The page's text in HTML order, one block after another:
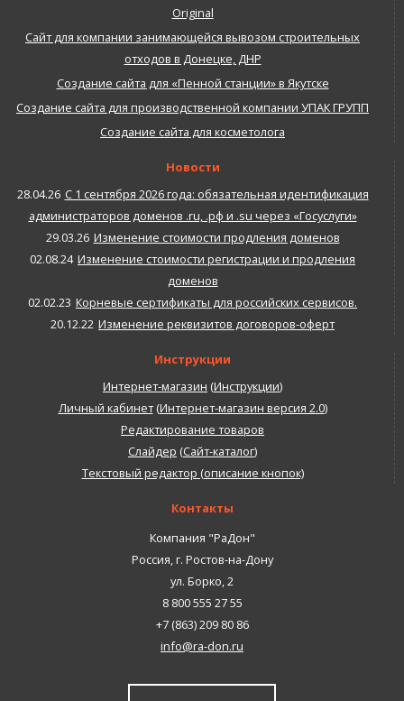
Original
Сайт для компании занимающейся вывозом строительных
отходов в Донецке, ДНР
Создание сайта для «Пенной станции» в Якутске
Создание сайта для производственной компании УПАК ГРУПП
Создание сайта для косметолога
Новости
28.04.26 С 1 сентября 2026 года: обязательная идентификация
администраторов доменов .ru, .рф и .su через «Госуслуги»
29.03.26 Изменение стоимости продления доменов
02.08.24 Изменение стоимости регистрации и продления
доменов
02.02.23 Корневые сертификаты для российских сервисов.
20.12.22 Изменение реквизитов договоров-оферт
Инструкции
Интернет-магазин (Инструкции)
Личный кабинет(Интернет-магазин версия 2.0)
Редактирование товаров
Слайдер (Сайт-каталог)
Текстовый редактор (описание кнопок)
Контакты
Компания "РаДон"
Россия,г. Ростов-на-Дону
ул. Борко, 2
8 800 555 27 55
+7 (863) 209 80 86
info@ra-don.ru